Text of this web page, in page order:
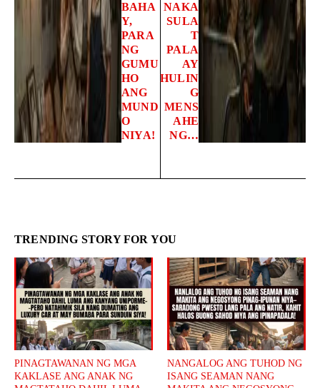
BAHA
Y,
PARA
NG
GUMU
HO
ANG
MUND
O
NIYA!
NAKA
SULA
T
PALA
AY
HULIN
G
MENS
AHE
NG…
TRENDING STORY FOR YOU
PINAGTAWANAN NG MGA
KAKLASE ANG ANAK NG
NANGALOG ANG TUHOD NG
ISANG SEAMAN NANG